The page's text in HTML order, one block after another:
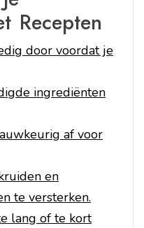
Recepten
door voordat je
ingrediënten
af voor
en
te versterken.
lang of te kort